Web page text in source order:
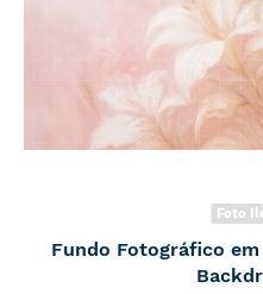
Foto
Fundo Fotográfico